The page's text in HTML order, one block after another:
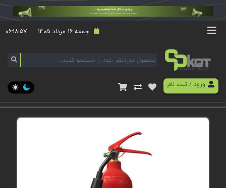
جمعه 16 مرداد 1405 ۰۶:۱۸:۵۸
ورود/ ثبت نام